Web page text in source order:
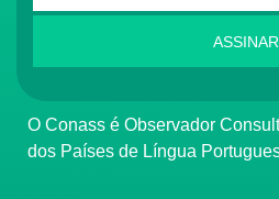
ASSINAR
O Conass é Observador Consultivo da Comunidade
dos Países de Língua